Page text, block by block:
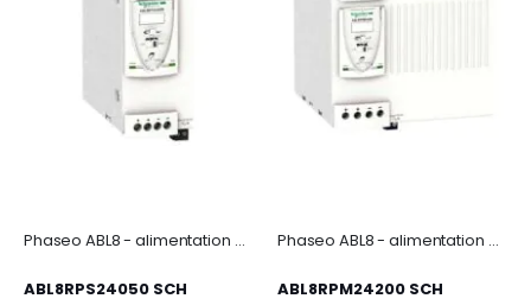
Phaseo ABL8 - alimentation à découpage - 5A - 200 à 500V mono/biphasé - 24Vcc
ABL8RPS24050 SCH
Phaseo ABL8 - alimentation à découpage - 20A - 100à240Vca mono/biphasé - 24Vcc
ABL8RPM24200 SCH